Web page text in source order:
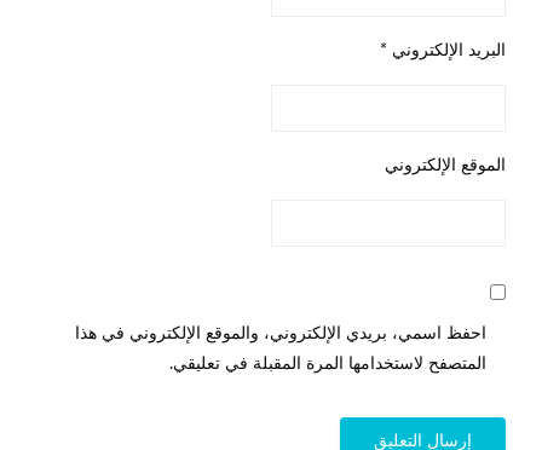
البريد الإلكتروني *
الموقع الإلكتروني
احفظ اسمي، بريدي الإلكتروني، والموقع الإلكتروني في هذا
المتصفح لاستخدامها المرة المقبلة في تعليقي.